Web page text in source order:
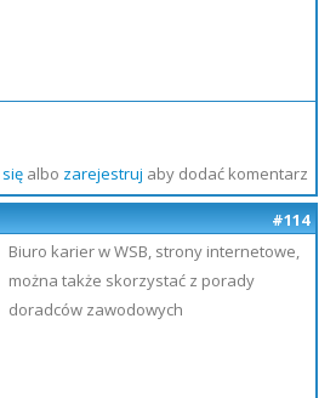
albo zarejestruj aby dodać komentarz
#114
Biuro karier w WSB, strony internetowe,
można także skorzystać z porady
doradców zawodowych